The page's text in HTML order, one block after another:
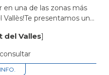
en una de las zonas más
presentamos una
del Valles]